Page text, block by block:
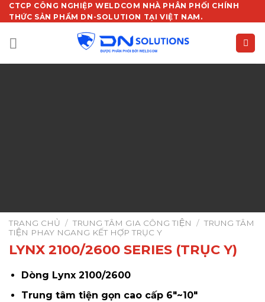
Chuyển
đến
nội
dung
CTCP CÔNG NGHIỆP WELDCOM NHÀ PHÂN PHỐI CHÍNH
THỨC SẢN PHẨM DN-SOLUTION TẠI VIỆT NAM.
TRANG CHỦ / TRUNG TÂM GIA CÔNG TIỆN / TRUNG TÂM
TIỆN PHAY NGANG KẾT HỢP TRỤC Y
LYNX 2100/2600 SERIES (TRỤC Y)
Dòng Lynx 2100/2600
Trung tâm tiện gọn cao cấp 6″~10″